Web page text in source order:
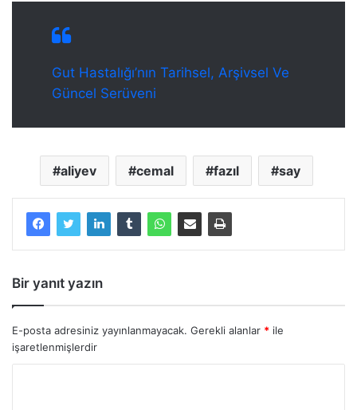
Gut Hastalığı’nın Tarihsel, Arşivsel Ve
Güncel Serüveni
aliyev cemal fazıl say
Bir yanıt yazın
E-posta adresiniz yayınlanmayacak. Gerekli alanlar * ile
işaretlenmişlerdir